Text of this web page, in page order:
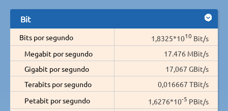
Bit
Bits por segundo 1,8325*1010 Bit/s
Megabit por segundo
17.476 MBit/s
Gigabit por segundo
17,067 GBit/s
Terabits por segundo
0,016667 TBit/s
Petabit por segundo
1,6276*10-5 PBit/s